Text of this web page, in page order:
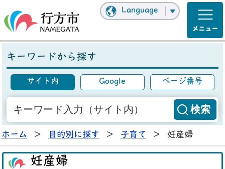
Language
キーワードから探す
サイト内 Google ページ番号
ホーム > 目的別に探す > 子育て > 妊産婦
妊産婦